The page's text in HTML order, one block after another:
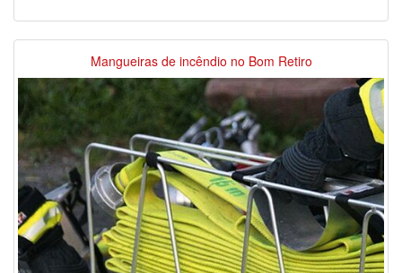
Mangueiras de incêndio no Bom Retiro